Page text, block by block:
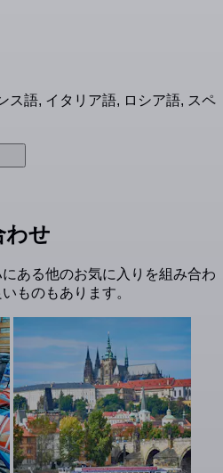
ス語, イタリア語, ロシア語, スペ
わせ
ある他のお気に入りを組み合わ
ものもあります。